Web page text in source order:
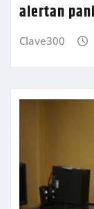
alertan
Clave300